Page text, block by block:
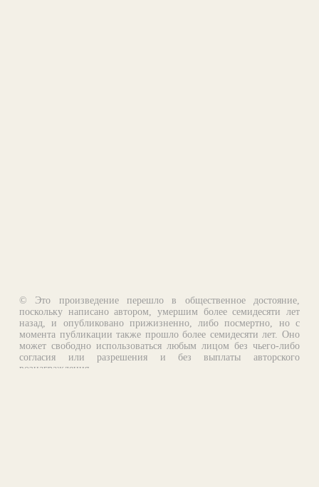
© Это произведение перешло в общественное достояние,
поскольку написано автором, умершим более семидесяти лет
назад, и опубликовано прижизненно, либо посмертно, но с
момента публикации также прошло более семидесяти лет. Оно
может свободно использоваться любым лицом без чьего-либо
согласия или разрешения и без выплаты авторского
вознаграждения.